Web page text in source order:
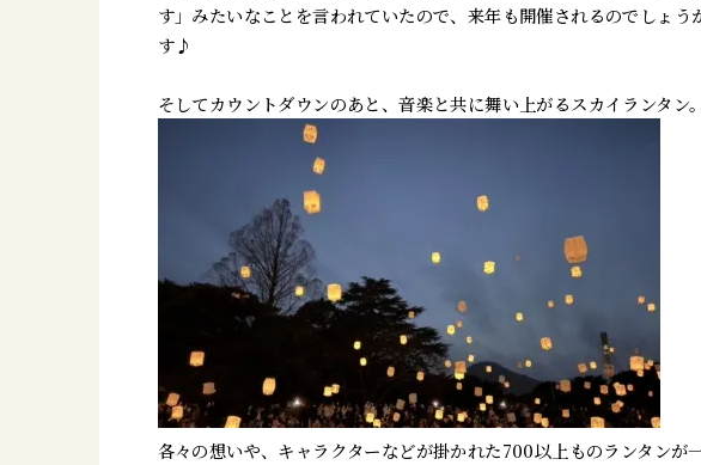
す」みたいなことを言われていたので、来年も開催されるのでしょう
す♪
そしてカウントダウンのあと、音楽と共に舞い上がるスカイランタン。
各々の想いや、キャラクターなどが掛かれた700以上ものランタンが